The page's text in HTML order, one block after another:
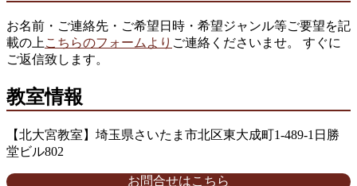
お名前・ご連絡先・ご希望日時・希望ジャンル等ご要望を記
載の上 こちらのフォームより ご連絡くださいませ。 すぐに
ご返信致します。
教室情報
【北大宮教室】埼玉県さいたま市北区東大成町1-489-1日勝
堂ビル802
お問合せはこちら